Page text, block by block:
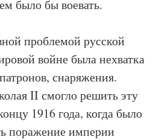
было бы воевать.
проблемой русской
войне была нехватка
снаряжения.
II смогло решить эту
1916 года, когда было
поражение империи